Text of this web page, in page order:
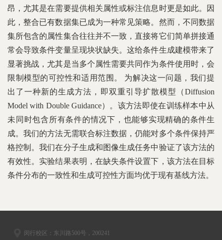
昂，尤其是在需要提供相关属性或标注信息时更是如此。因
此，整合已有数据集已成为一种常见策略。然而，不同数据
集所包含的属性集合往往并不一致，直接将它们简单拼接通
常会导致条件变量呈现块状缺失。这给条件生成建模带来了
显著挑战，尤其是当多个属性需要共同作为条件使用时，会
限制模型的可控性和适用范围。 为解决这一问题，我们提
出了一种新的生成方法，即双重引导扩散模型（Diffusion
Model with Double Guidance）。该方法即使在训练样本中从
未同时包含所有条件的情况下，也能够实现精确的条件生
成。我们的方法无需联合标注数据，仍能对多个条件保持严
格控制。我们在分子生成和图像生成任务中验证了该方法的
有效性。实验结果表明，在缺失条件设置下，该方法在目标
条件分布的一致性和生成可控性方面均优于现有基线方法。
闵行校区：东川路500号，200241